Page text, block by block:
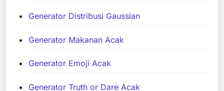
Generator Distribusi Gaussian
Generator Makanan Acak
Generator Emoji Acak
Generator Truth or Dare Acak